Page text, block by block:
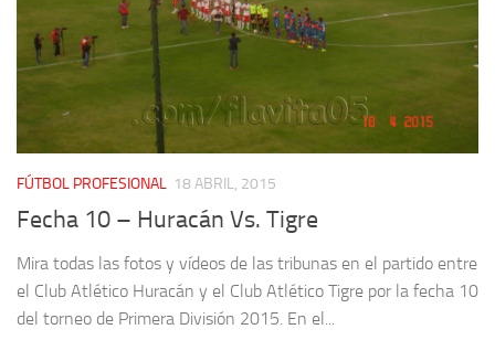
FÚTBOL PROFESIONAL 18 ABRIL, 2015
Fecha 10 – Huracán Vs. Tigre
Mira todas las fotos y vídeos de las tribunas en el partido entre
el Club Atlético Huracán y el Club Atlético Tigre por la fecha 10
del torneo de Primera División 2015. En el...